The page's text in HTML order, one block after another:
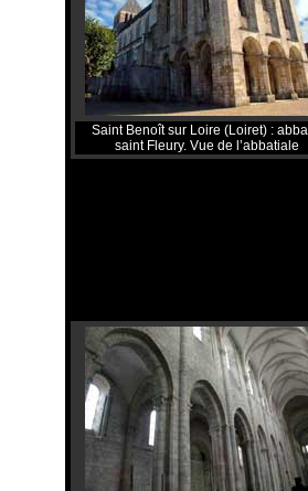
Saint Benoît sur Loire (Loiret) :
saint Fleury. Vue de l’abbatiale